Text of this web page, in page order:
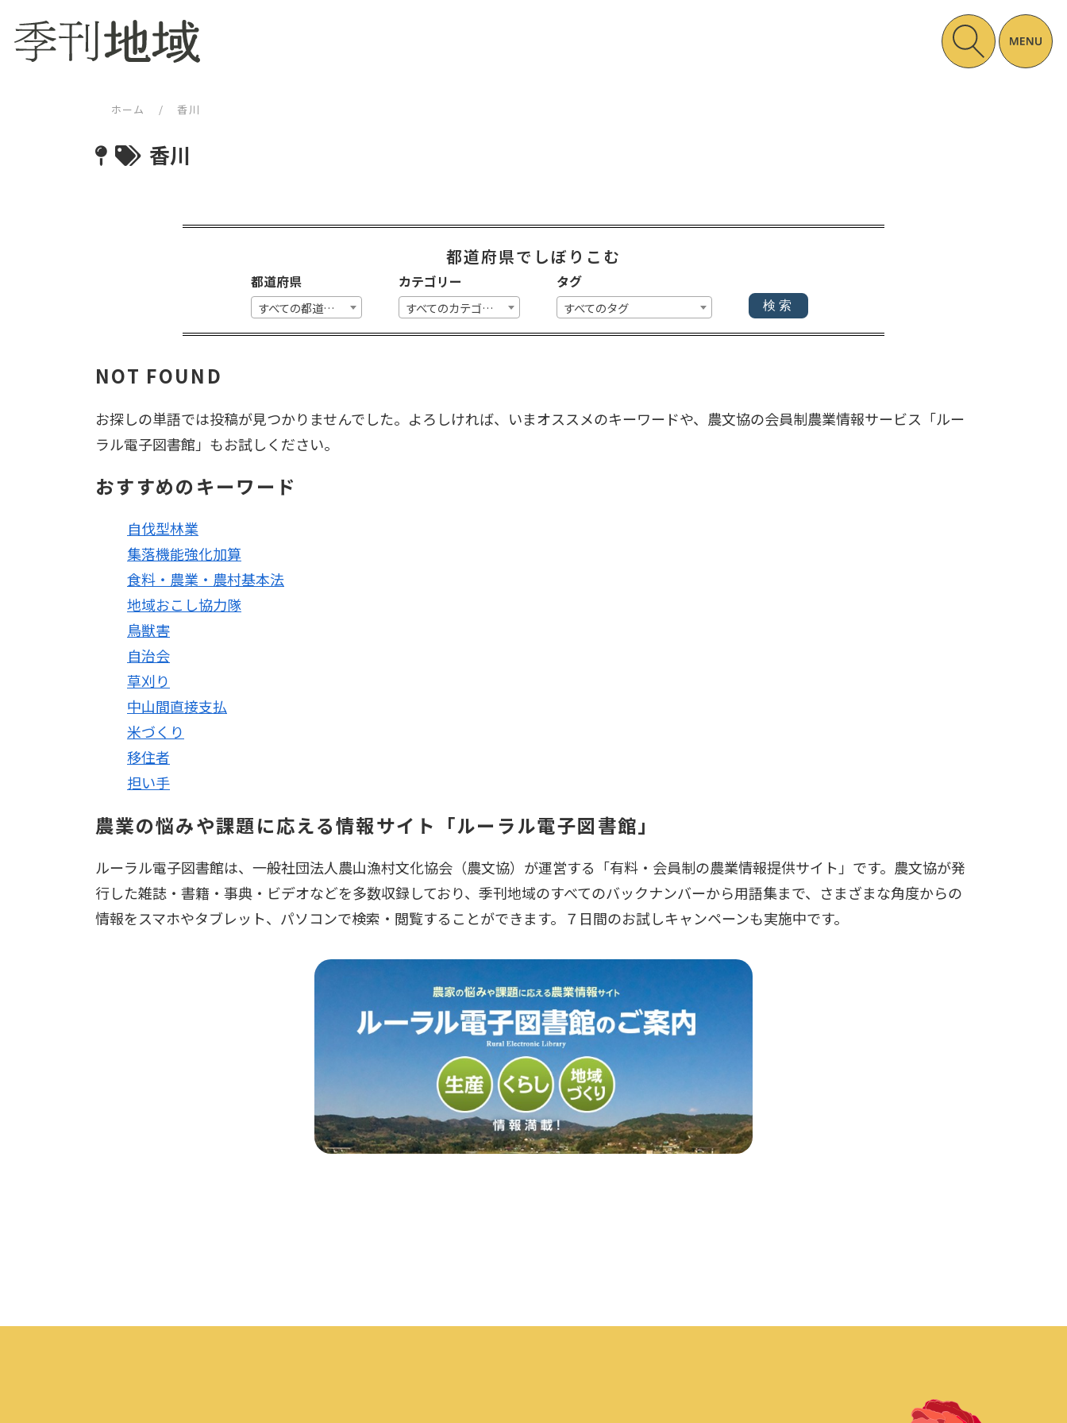
ホーム / 香川
香川
都道府県でしぼりこむ
都道府県
すべての都道府県
カテゴリー
すべてのカテゴリー
タグ
すべてのタグ
NOT FOUND
お探しの単語では投稿が見つかりませんでした。よろしければ、いまオススメのキーワードや、農文協の会員制農業情報サービス「ルー
ラル電子図書館」もお試しください。
おすすめのキーワード
自伐型林業
集落機能強化加算
食料・農業・農村基本法
地域おこし協力隊
鳥獣害
自治会
草刈り
中山間直接支払
米づくり
移住者
担い手
農業の悩みや課題に応える情報サイト「ルーラル電子図書館」
ルーラル電子図書館は、一般社団法人農山漁村文化協会（農文協）が運営する「有料・会員制の農業情報提供サイト」です。農文協が発
行した雑誌・書籍・事典・ビデオなどを多数収録しており、季刊地域のすべてのバックナンバーから用語集まで、さまざまな角度からの
情報をスマホやタブレット、パソコンで検索・閲覧することができます。７日間のお試しキャンペーンも実施中です。